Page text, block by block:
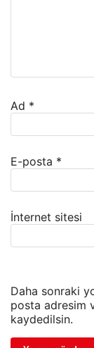
Ad *
E-posta *
İnternet sitesi
Daha sonraki
posta adresim
kaydedilsin.